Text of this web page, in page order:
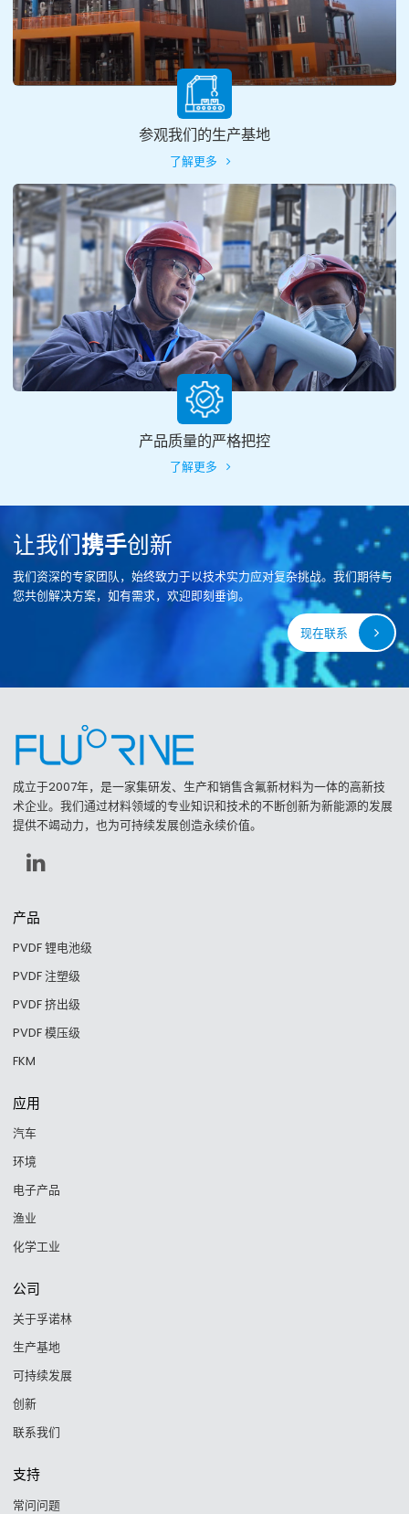
参观我们的生产基地
了解更多
产品质量的严格把控
了解更多
让我们携手创新
我们资深的专家团队，始终致力于以技术实力应对复杂挑战。我们期待与
您共创解决方案，如有需求，欢迎即刻垂询。
现在联系
成立于2007年，是一家集研发、生产和销售含氟新材料为一体的高新技
术企业。我们通过材料领域的专业知识和技术的不断创新为新能源的发展
提供不竭动力，也为可持续发展创造永续价值。
产品
PVDF 锂电池级
PVDF 注塑级
PVDF 挤出级
PVDF 模压级
FKM
应用
汽车
环境
电子产品
渔业
化学工业
公司
关于孚诺林
生产基地
可持续发展
创新
联系我们
支持
常问问题